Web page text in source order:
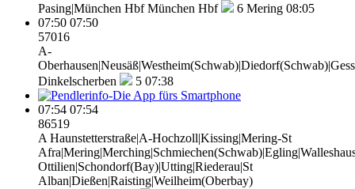
Pasing|München HbfMünchen Hbf 6 Mering 08:05
07:50 07:50
57016
A-
Dinkelscherben
5 07:38
07:54 07:54
86519
A Haunstetterstraße|A-Hochzoll|Kissing|Mering-St
Ottilien|Schondorf(Bay)|Utting|Riederau|St
Alban|Dießen|Raisting|Weilheim(Oberbay)